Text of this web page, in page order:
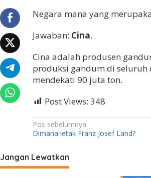
a
m
r
u
p
a
a
p
r
o
Negara mana yang
Jawaban: Cina.
Cina adalah produsen
produksi gandum di seluruh
mendekati 90 juta ton.
Post Views: 348
N
a
v
i
Pos sebelumnya
Dimana letak Franz Josef Land?
Jangan Lewatkan